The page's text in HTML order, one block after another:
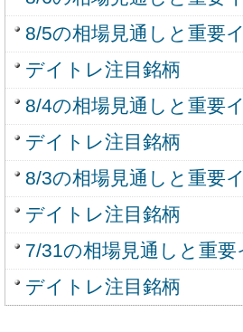
8/5の相場見通しと重要
デイトレ注目銘柄
8/4の相場見通しと重要
デイトレ注目銘柄
8/3の相場見通しと重要
デイトレ注目銘柄
7/31の相場見通しと重要
デイトレ注目銘柄